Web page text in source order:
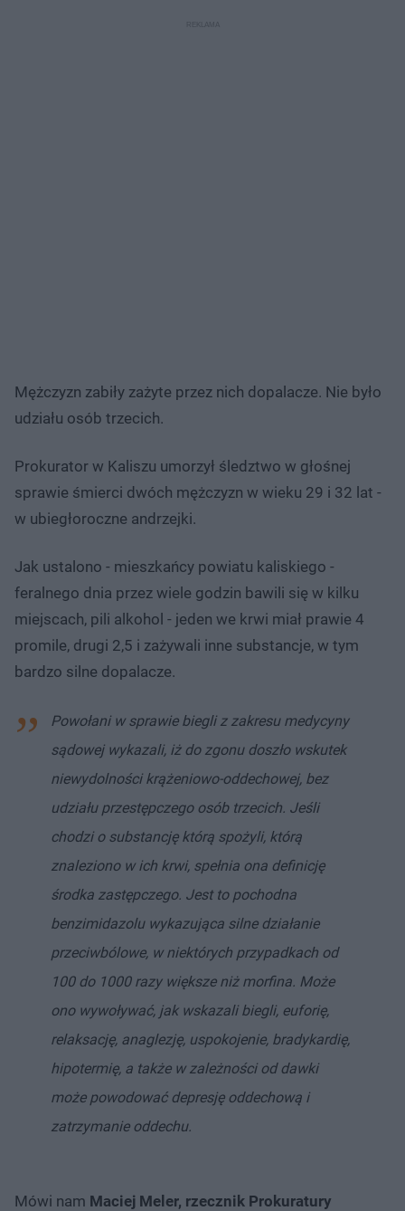
Mężczyzn zabiły zażyte przez nich dopalacze. Nie było
udziału osób trzecich.
Prokurator w Kaliszu umorzył śledztwo w głośnej
sprawie śmierci dwóch mężczyzn w wieku 29 i 32 lat -
w ubiegłoroczne andrzejki.
Jak ustalono - mieszkańcy powiatu kaliskiego -
feralnego dnia przez wiele godzin bawili się w kilku
miejscach, pili alkohol - jeden we krwi miał prawie 4
promile, drugi 2,5 i zażywali inne substancje, w tym
bardzo silne dopalacze.
Powołani w sprawie biegli z zakresu medycyny
sądowej wykazali, iż do zgonu doszło wskutek
niewydolności krążeniowo-oddechowej, bez
udziału przestępczego osób trzecich. Jeśli
chodzi o substancję którą spożyli, którą
znaleziono w ich krwi, spełnia ona definicję
środka zastępczego. Jest to pochodna
benzimidazolu wykazująca silne działanie
przeciwbólowe, w niektórych przypadkach od
100 do 1000 razy większe niż morfina. Może
ono wywoływać, jak wskazali biegli, euforię,
relaksację, anaglezję, uspokojenie, bradykardię,
hipotermię, a także w zależności od dawki
może powodować depresję oddechową i
zatrzymanie oddechu.
Mówi nam Maciej Meler, rzecznik Prokuratury